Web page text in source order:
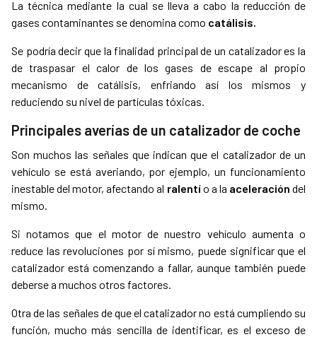
La técnica mediante la cual se lleva a cabo la reducción de
gases contaminantes se denomina como catálisis.
Se podría decir que la finalidad principal de un catalizador es la
de traspasar el calor de los gases de escape al propio
mecanismo de catálisis, enfriando así los mismos y
reduciendo su nivel de partículas tóxicas.
Principales averías de un catalizador de coche
Son muchos las señales que indican que el catalizador de un
vehículo se está averiando, por ejemplo, un funcionamiento
inestable del motor, afectando al ralentío a la aceleracióndel
mismo.
Si notamos que el motor de nuestro vehículo aumenta o
reduce las revoluciones por sí mismo, puede significar que el
catalizador está comenzando a fallar, aunque también puede
deberse a muchos otros factores.
Otra de las señales de que el catalizador no está cumpliendo su
función, mucho más sencilla de identificar, es el exceso de